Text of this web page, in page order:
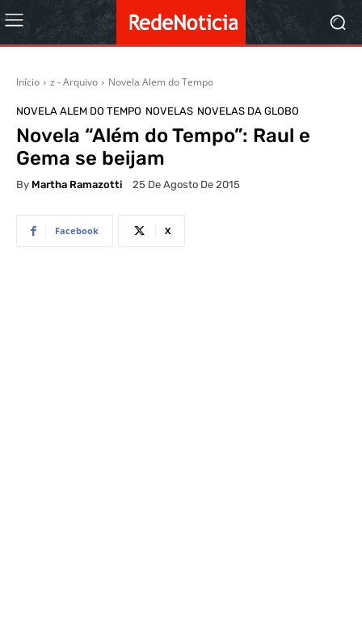
Início z - Arquivo Novela Alem do Tempo
NOVELA ALEM DO TEMPO NOVELAS NOVELAS DA GLOBO
Novela “Além do Tempo”: Raul e
Gema se beijam
By Martha Ramazotti 25 De Agosto De 2015
Facebook X